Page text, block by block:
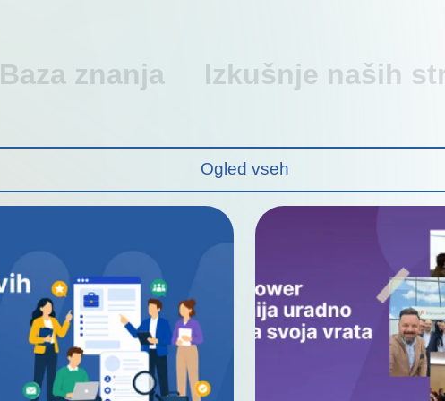
Baza znanja Izkušnje naših
Ogled vseh